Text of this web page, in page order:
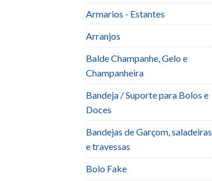
Armarios - Estantes
Arranjos
Balde Champanhe, Gelo e
Champanheira
Bandeja / Suporte para Bolos e
Doces
Bandejas de Garçom, saladeiras
e travessas
Bolo Fake